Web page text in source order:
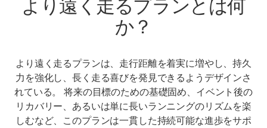
より遠く走るプランとは何
か？
より遠く走るプランは、走行距離を着実に増やし、持久
力を強化し、長く走る喜びを発見できるようデザインさ
れている。 将来の目標のための基礎固め、イベント後の
リカバリー、あるいは単に長いランニングのリズムを楽
しむなど、このプランは一貫した持続可能な進歩をサポ